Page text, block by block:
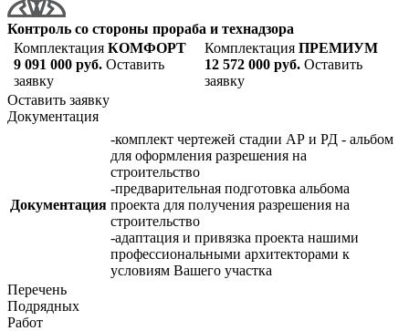
Контроль со стороны прораба и технадзора
Комплектация КОМФОРТ
9 091 000 руб. Оставить
заявку
Комплектация ПРЕМИУМ
12 572 000 руб. Оставить
заявку
Оставить заявку
Документация
Документация
-комплект чертежей стадии АР и РД - альбом
для оформления разрешения на
строительство
-предварительная подготовка альбома
проекта для получения разрешения на
строительство
-адаптация и привязка проекта нашими
профессиональными архитекторами к
условиям Вашего участка
Перечень
Подрядных
Работ